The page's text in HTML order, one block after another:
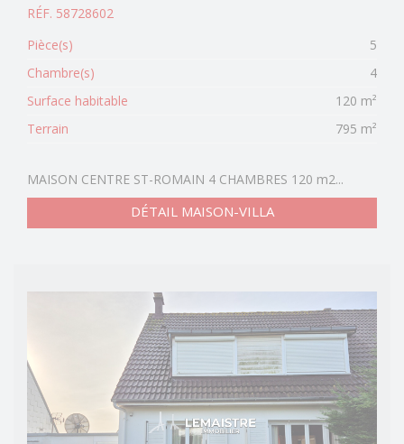
RÉF. 58728602
Pièce(s)
5
Chambre(s)
4
Surface habitable
120 m²
Terrain
795 m²
MAISON CENTRE ST-ROMAIN 4 CHAMBRES 120 m2...
DÉTAIL MAISON-VILLA